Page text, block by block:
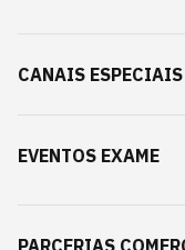
CANAIS ESPECIAIS
EVENTOS EXAME